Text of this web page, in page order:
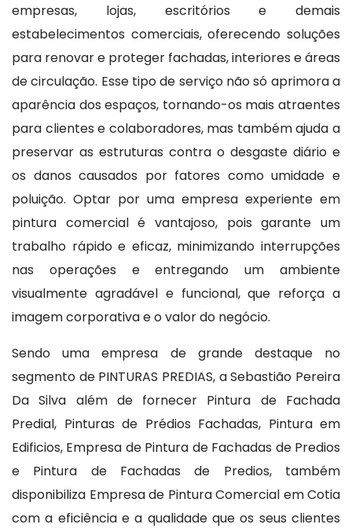
empresas, lojas, escritórios e demais
estabelecimentos comerciais, oferecendo soluções
para renovar e proteger fachadas, interiores e áreas
de circulação. Esse tipo de serviço não só aprimora a
aparência dos espaços, tornando-os mais atraentes
para clientes e colaboradores, mas também ajuda a
preservar as estruturas contra o desgaste diário e
os danos causados por fatores como umidade e
poluição. Optar por uma empresa experiente em
pintura comercial é vantajoso, pois garante um
trabalho rápido e eficaz, minimizando interrupções
nas operações e entregando um ambiente
visualmente agradável e funcional, que reforça a
imagem corporativa e o valor do negócio.
Sendo uma empresa de grande destaque no
segmento de PINTURAS PREDIAS, a Sebastião Pereira
Da Silva além de fornecer Pintura de Fachada
Predial, Pinturas de Prédios Fachadas, Pintura em
Edificios, Empresa de Pintura de Fachadas de Predios
e Pintura de Fachadas de Predios, também
disponibiliza Empresa de Pintura Comercial em Cotia
com a eficiência e a qualidade que os seus clientes